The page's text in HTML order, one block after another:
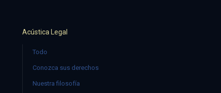
Acústica Legal
Todo
Conozca sus derechos
Nuestra filosofía